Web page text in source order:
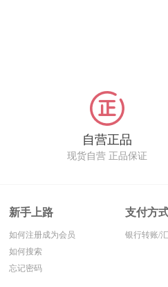
自营正品
现货自营 正品保证
新手上路
如何注册成为会员
如何搜索
忘记密码
支付方
银行转账/